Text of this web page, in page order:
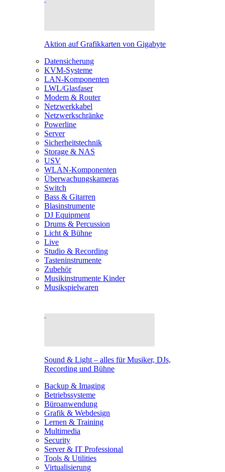
Aktion auf Grafikkarten von Gigabyte
Datensicherung
KVM-Systeme
LAN-Komponenten
LWL/Glasfaser
Modem & Router
Netzwerkkabel
Netzwerkschränke
Powerline
Server
Sicherheitstechnik
Storage & NAS
USV
WLAN-Komponenten
Überwachungskameras
Switch
Bass & Gitarren
Blasinstrumente
DJ Equipment
Drums & Percussion
Licht & Bühne
Live
Studio & Recording
Tasteninstrumente
Zubehör
Musikinstrumente Kinder
Musikspielwaren
Sound & Light – alles für Musiker, DJs,
Recording und Bühne
Backup & Imaging
Betriebssysteme
Büroanwendung
Grafik & Webdesign
Lernen & Training
Multimedia
Security
Server & IT Professional
Tools & Utilities
Virtualisierung